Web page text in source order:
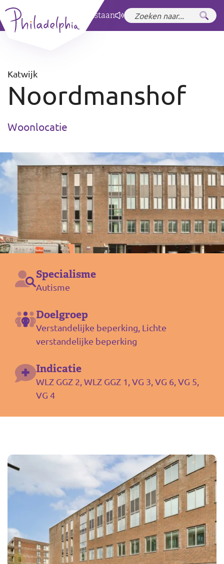
Zet hoog contrastaan
Katwijk
Noordmanshof
Woonlocatie
Specialisme
Autisme
Doelgroep
Verstandelijke beperking, Lichte
verstandelijke beperking
Indicatie
WLZ GGZ 2, WLZ GGZ 1, VG 3, VG 6, VG 5,
VG 4